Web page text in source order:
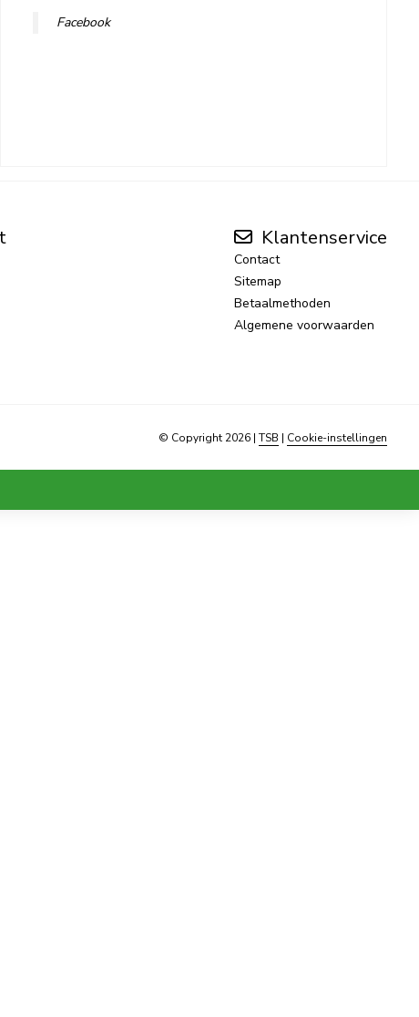
Facebook
Klantenservice
Contact
Sitemap
Betaalmethoden
Algemene voorwaarden
© Copyright 2026 | TSB | Cookie-instellingen